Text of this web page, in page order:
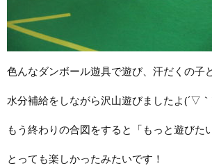
色んなダンボール遊具で遊び、汗だくの子
水分補給をしながら沢山遊びましたよ(´▽
もう終わりの合図をすると「もっと遊びた
とっても楽しかったみたいです！